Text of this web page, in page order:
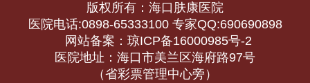
版权所有：海口肤康医院
医院电话:0898-65333100 专家QQ:690690898
网站备案：琼ICP备16000985号-2
医院地址：海口市美兰区海府路97号
（省彩票管理中心旁）